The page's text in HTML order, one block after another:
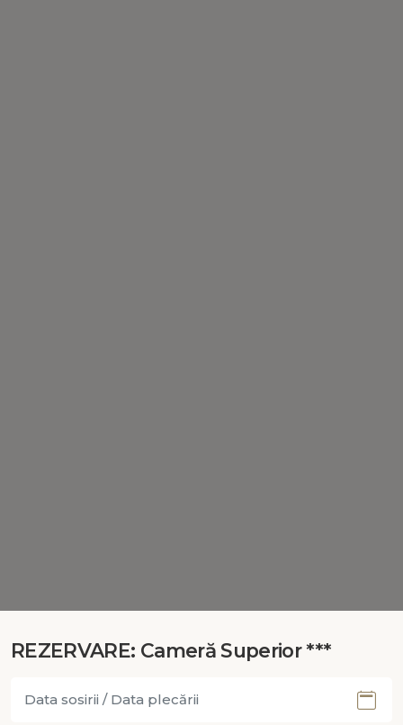
REZERVARE: Cameră Superior ***